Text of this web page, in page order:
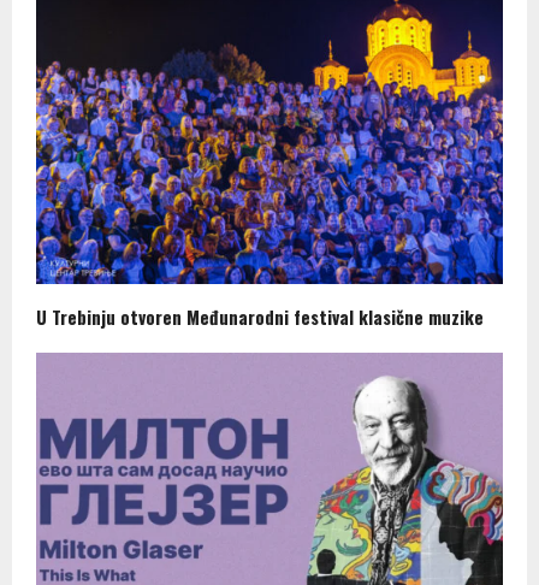
U Trebinju otvoren Međunarodni festival klasične muzike